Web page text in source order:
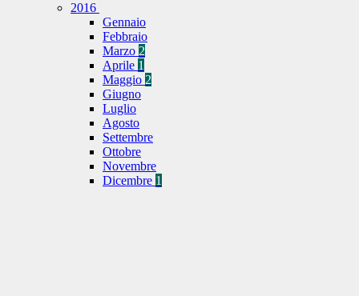
2016
Gennaio
Febbraio
Marzo 2
Aprile 1
Maggio 2
Giugno
Luglio
Agosto
Settembre
Ottobre
Novembre
Dicembre 1